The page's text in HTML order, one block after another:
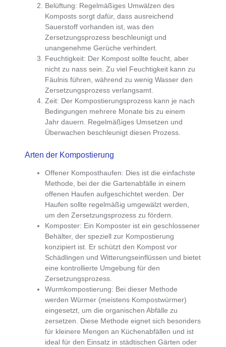
Belüftung: Regelmäßiges Umwälzen des
Komposts sorgt dafür, dass ausreichend
Sauerstoff vorhanden ist, was den
Zersetzungsprozess beschleunigt und
unangenehme Gerüche verhindert.
Feuchtigkeit: Der Kompost sollte feucht, aber
nicht zu nass sein.Zu viel Feuchtigkeit kann zu
Fäulnis führen, während zu wenig Wasser den
Zersetzungsprozess verlangsamt.
Zeit: Der Kompostierungsprozess kann je nach
Bedingungen mehrere Monate bis zu einem
Jahr dauern. Regelmäßiges Umsetzen und
Überwachen beschleunigt diesen Prozess.
Arten der Kompostierung
Offener Komposthaufen: Dies ist die einfachste
Methode, bei der dieGartenabfälle in einem
offenen Haufen aufgeschichtet werden. Der
Haufen sollte regelmäßig umgewälzt werden,
um den Zersetzungsprozess zu fördern.
Komposter: Ein Komposter ist ein geschlossener
Behälter, der speziell zur Kompostierung
konzipiert ist. Er schützt den Kompost vor
Schädlingen und Witterungseinflüssen und bietet
eine kontrollierte Umgebung für den
Zersetzungsprozess.
Wurmkompostierung: Bei dieser Methode
werdenWürmer (meistens Kompostwürmer)
eingesetzt, um die organischen Abfälle zu
zersetzen. Diese Methode eignet sich besonders
für kleinere Mengen an Küchenabfällen und ist
ideal für den Einsatz in städtischen Gärten oder